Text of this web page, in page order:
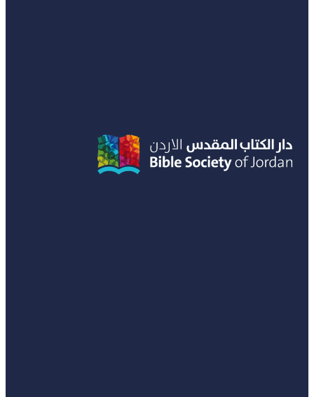
Search
...
0
لا توجد منتجات في سلة المشتريات.